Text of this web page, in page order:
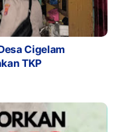
Cigelam
TKP